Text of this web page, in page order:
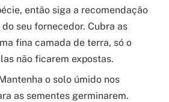
então siga a recomendação
seu fornecedor. Cubra as
fina camada de terra, só o
não ficarem expostas.
o solo úmido nos
as sementes germinarem.